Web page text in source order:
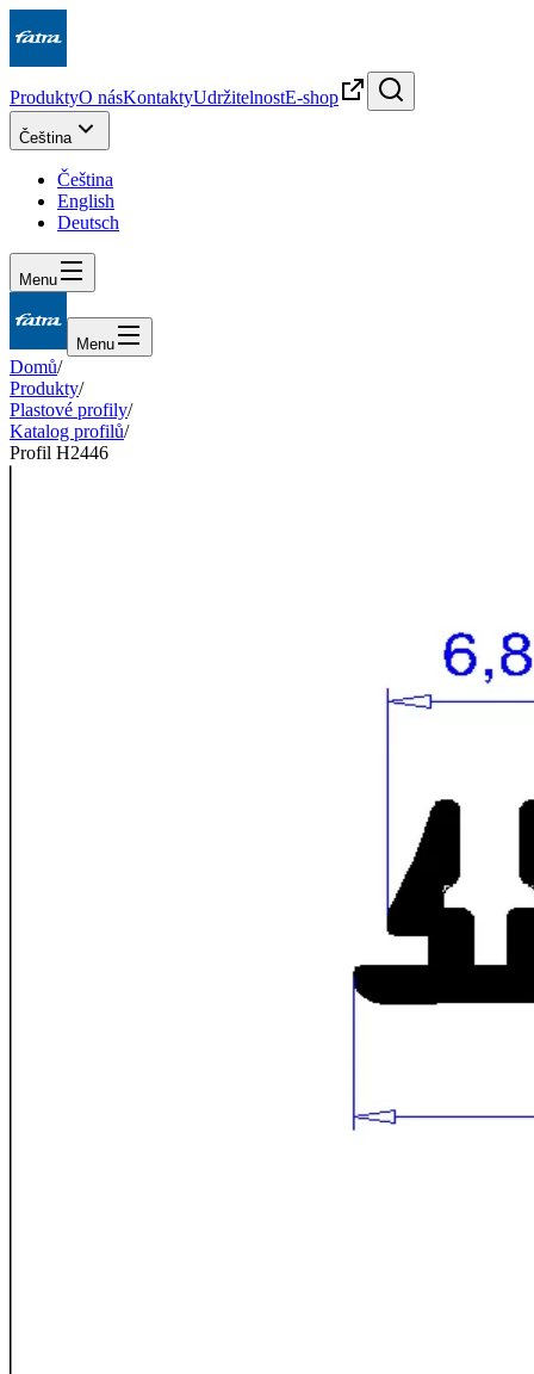
ProduktyO násKontaktyUdržitelnostE-shop
Čeština
Čeština
English
Deutsch
Menu
Menu
Domů/
Produkty/
Plastové profily/
Katalog profilů/
Profil H2446